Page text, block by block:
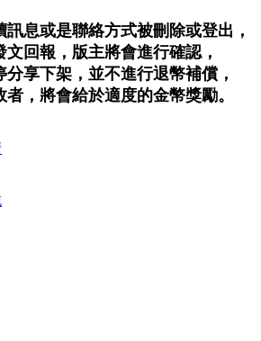
息或是聯絡方式被刪除或登出，
文回報，版主將會進行確認，
享下架，並不進行退幣補償，
，將會給於適度的金幣獎勵。